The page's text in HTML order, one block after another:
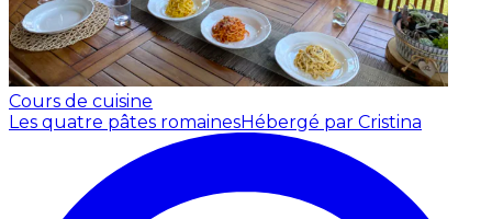
Cours de cuisine
Les quatre pâtes romainesHébergé par Cristina